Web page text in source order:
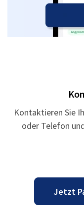
Kontaktieren Sie
oder Telefon